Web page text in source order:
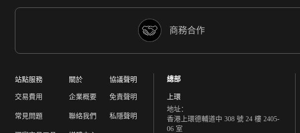
商務合作
站點服務
交易費用
常見問題
關於
企業概要
聯絡我們
協議聲明
免責聲明
私隱聲明
總部
上環
地址：
香港上環德輔道中 308 號 24 樓 2405-
06 室